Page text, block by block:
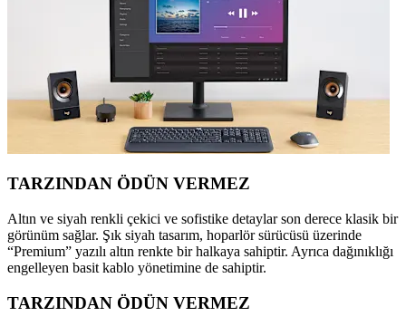
TARZINDAN ÖDÜN VERMEZ
Altın ve siyah renkli çekici ve sofistike detaylar son derece klasik bir
görünüm sağlar. Şık siyah tasarım, hoparlör sürücüsü üzerinde
“Premium” yazılı altın renkte bir halkaya sahiptir. Ayrıca dağınıklığı
engelleyen basit kablo yönetimine de sahiptir.
TARZINDAN ÖDÜN VERMEZ